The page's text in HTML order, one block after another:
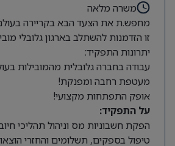
משרה מלאה
מחפש.ת את הצעד הבא בקריירה
זו הזדמנות להשתלב בארגון גלובלי
יתרונות התפקיד:
עבודה בחברה גלובלית מהמובילות
מעטפת רחבה ומפנקת!
אופק התפתחות מקצועי!
על התפקיד:
הפקת חשבוניות מס וניהול תהליכי
טיפול בספקים, תשלומים והחזרי